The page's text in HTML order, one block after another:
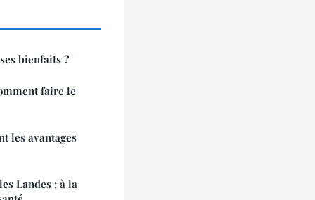
bienfaits ?
faire le
les avantages
Landes : à la